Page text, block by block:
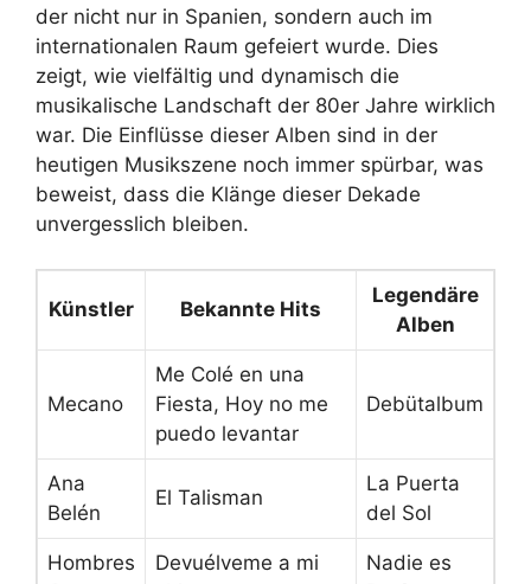
der nicht nur in Spanien, sondern auch im
internationalen Raum gefeiert wurde. Dies
zeigt, wie vielfältig und dynamisch die
musikalische Landschaft der 80er Jahre wirklich
war. Die Einflüsse dieser Alben sind in der
heutigen Musikszene noch immer spürbar, was
beweist, dass die Klänge dieser Dekade
unvergesslich bleiben.
Künstler Bekannte Hits
Legendäre
Alben
Mecano
Me Colé en una
Fiesta, Hoy no me
puedo levantar
Debütalbum
Ana
Belén
El Talisman
La Puerta
del Sol
Hombres
Devuélveme a mi
Nadie es